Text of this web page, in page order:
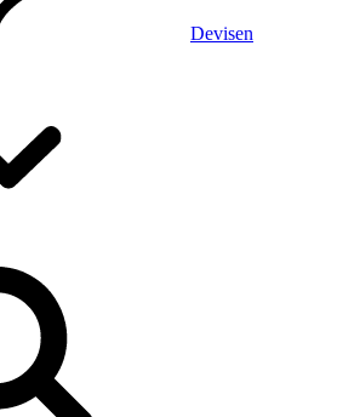
Devisen